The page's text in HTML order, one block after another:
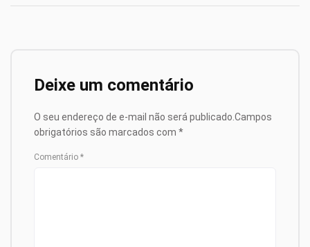
Deixe um comentário
O seu endereço de e-mail não será publicado. Campos
obrigatórios são marcados com *
Comentário *